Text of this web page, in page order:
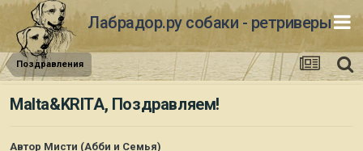
Лабрадор.ру собаки - ретриверы
Поздравления
Malta&KRITA, Поздравляем!
Автор Мисти (Абби и Семья)